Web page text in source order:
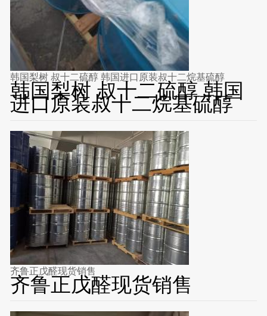
韩国梨树 叔十二硫醇 韩国进口原装叔十二烷基硫醇
韩国梨树 叔十二硫醇 韩国
进口原装叔十二烷基硫醇
齐鲁正戊醛现货销售
齐鲁正戊醛现货销售